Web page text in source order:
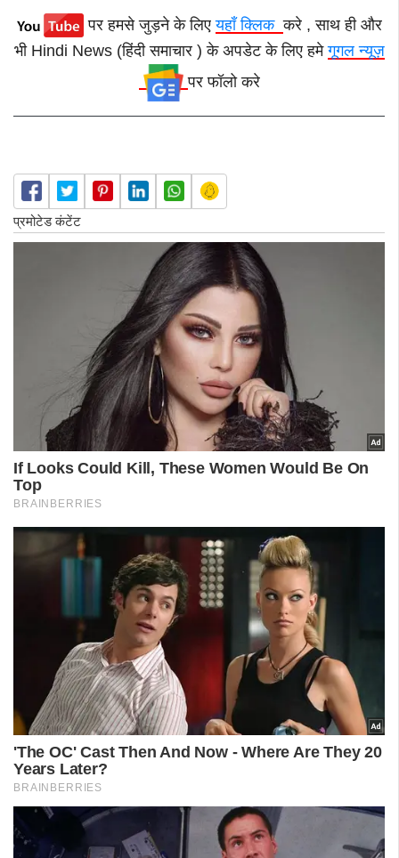
पर हमसे जुड़ने के लिएयहाँ क्लिककरे , साथ ही और
भी Hindi News (हिंदी समाचार ) के अपडेट के लिए हमेगूगल न्यूज़
पर फॉलो करे